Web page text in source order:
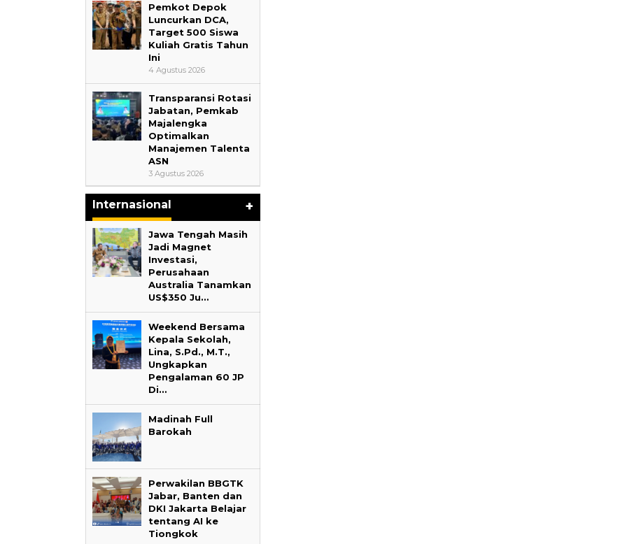
Pemkot Depok
Luncurkan DCA,
Target 500 Siswa
Kuliah Gratis Tahun
Ini
4 Agustus 2026
Transparansi Rotasi
Jabatan, Pemkab
Majalengka
Optimalkan
Manajemen Talenta
ASN
3 Agustus 2026
Internasional +
Jawa Tengah Masih
Jadi Magnet
Investasi,
Perusahaan
Australia Tanamkan
US$350 Ju…
Weekend Bersama
Kepala Sekolah,
Lina, S.Pd., M.T.,
Ungkapkan
Pengalaman 60 JP
Di…
Madinah Full
Barokah
Perwakilan BBGTK
Jabar, Banten dan
DKI Jakarta Belajar
tentang AI ke
Tiongkok
17 Guru dan Kepala Sekolah dari
Di Akademia, Liputan Khusus
Akar Budaya dalam Pembukaan